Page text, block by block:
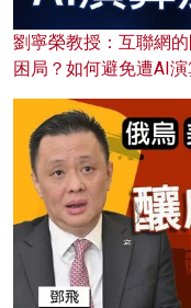
劉寧榮教授：互聯網
困局？如何避免遭AI演